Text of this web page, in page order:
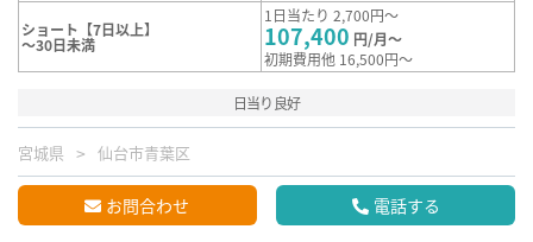
ショート【7日以上】
～30日未満
1日当たり 2,700円～
107,400 円/月～
初期費用他 16,500円～
日当り良好
宮城県 仙台市青葉区
お問合わせ 電話する